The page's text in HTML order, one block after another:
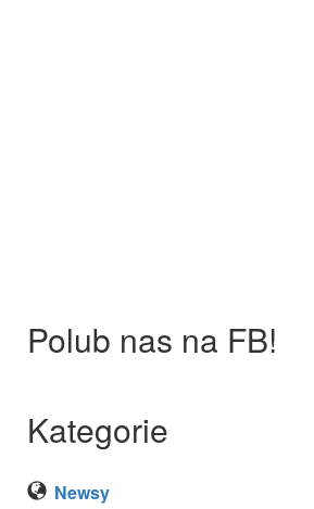
Polub nas na FB!
Kategorie
Newsy